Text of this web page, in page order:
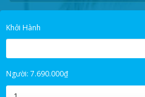
Khởi Hành
Người: Giá
gốc
7.690.000₫Giá
hiện